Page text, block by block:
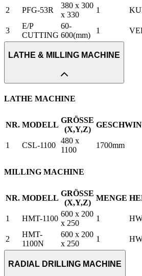
2 PFG-53R
380 x 300
x 330
1
3
E/P
CUTTING
60-
600(mm)
1
LATHE & MILLING MACHINE
LATHE MACHINE
NR. MODELL
GRÖSSE
(X,Y,Z)
1 CSL-1100
480 x
1100
1700mm
MILLING MACHINE
NR. MODELL
GRÖSSE
(X,Y,Z)
MENGE
1 HMT-1100
600 x 200
x 250
1
2
HMT-
1100N
600 x 200
x 250
1
RADIAL DRILLING MACHINE